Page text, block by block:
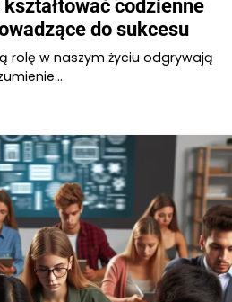
codzienne
do sukcesu
rolę w naszym życiu odgrywają